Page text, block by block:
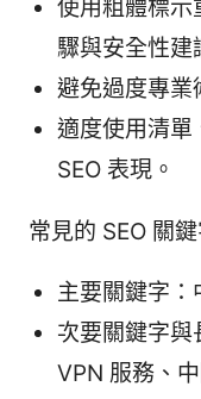
使用粗體標示
驟與安全性建
避免過度專業
適度使用清單
SEO 表現。
常見的 SEO 關
主要關鍵字
次要關鍵字
VPN 服務、